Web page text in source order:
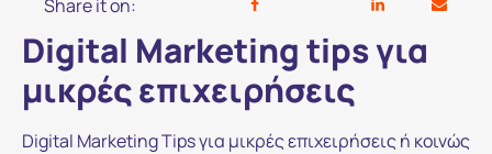
Share it on:
Digital Marketing tips για
μικρές επιχειρήσεις
Digital Marketing Tips για μικρές επιχειρήσεις ή κοινώς